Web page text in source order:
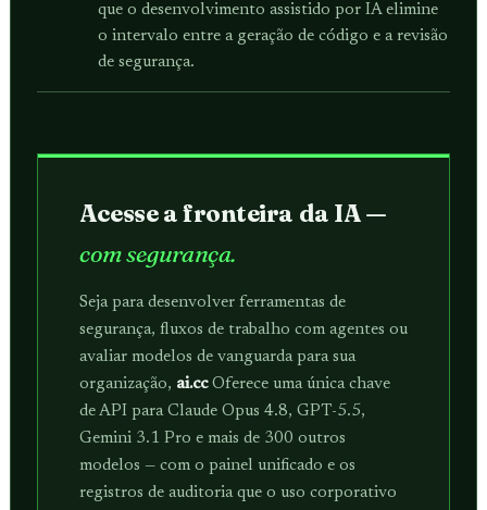
que o desenvolvimento assistido por IA elimine
o intervalo entre a geração de código e a revisão
de segurança.
Acesse a fronteira da IA ​​—
com segurança.
Seja para desenvolver ferramentas de
segurança, fluxos de trabalho com agentes ou
avaliar modelos de vanguarda para sua
organização, ai.ccOferece uma única chave
de API para Claude Opus 4.8, GPT-5.5,
Gemini 3.1 Pro e mais de 300 outros
modelos — com o painel unificado e os
registros de auditoria que o uso corporativo